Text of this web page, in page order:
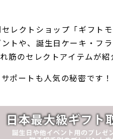
レクトショップ「ギフト
トや、誕生日ケーキ・フ
のセレクトアイテムが紹
ポートも人気の秘密です！